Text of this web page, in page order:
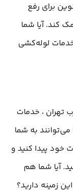
برای رفع
کند. آیا شما
لوله‌کشی
تهران ، خدمات
به شما
خود پیدا کنید و
آیا شما هم
زمینه دارید؟